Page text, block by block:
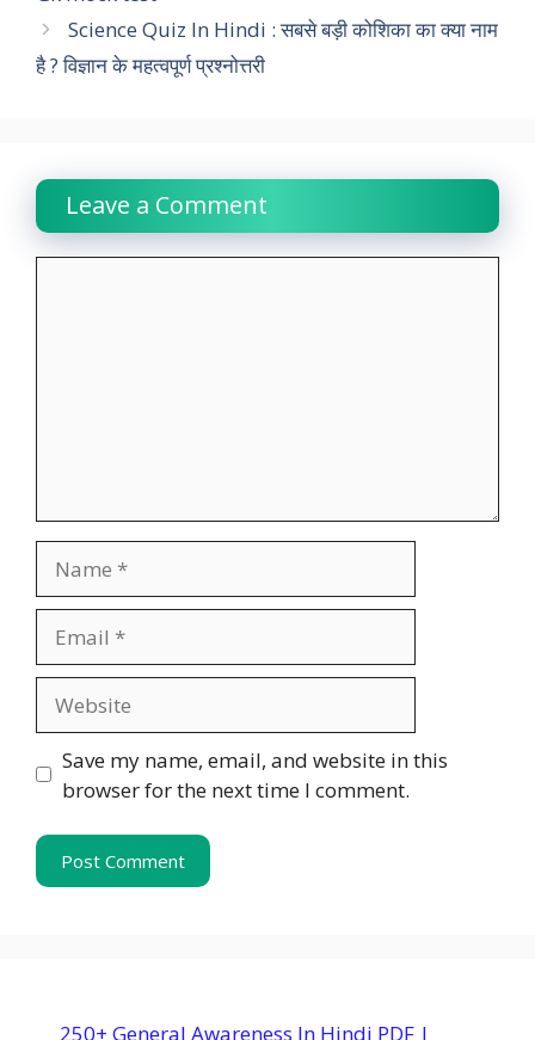
o
k
p
p
r
I
n
a
n
Science Quiz In Hindi : सबसे बड़ी कोशिका का क्या नाम
है ? विज्ञान के महत्वपूर्ण प्रश्नोत्तरी
Leave a Comment
Save my name, email, and website in this
browser for the next time I comment.
250+ General Awareness In Hindi PDF |